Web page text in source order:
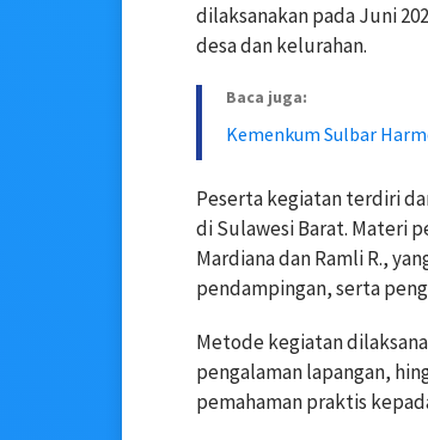
dilaksanakan pada Juni
desa dan kelurahan.
Baca juga:
Kemenkum Sulbar
Peserta kegiatan terdiri
di Sulawesi Barat. Materi
Mardiana dan Ramli R.,
pendampingan, serta
Metode kegiatan
pengalaman lapangan,
pemahaman praktis